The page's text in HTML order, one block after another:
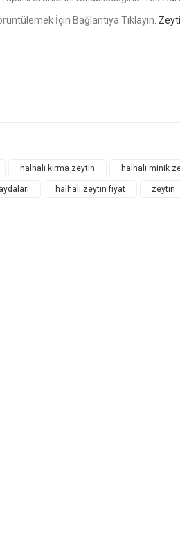
İçin Bağlantıya Tıklayın.
halhalı kırma zeytin halhalı minik
halhalı zeytin fiyat zeytin